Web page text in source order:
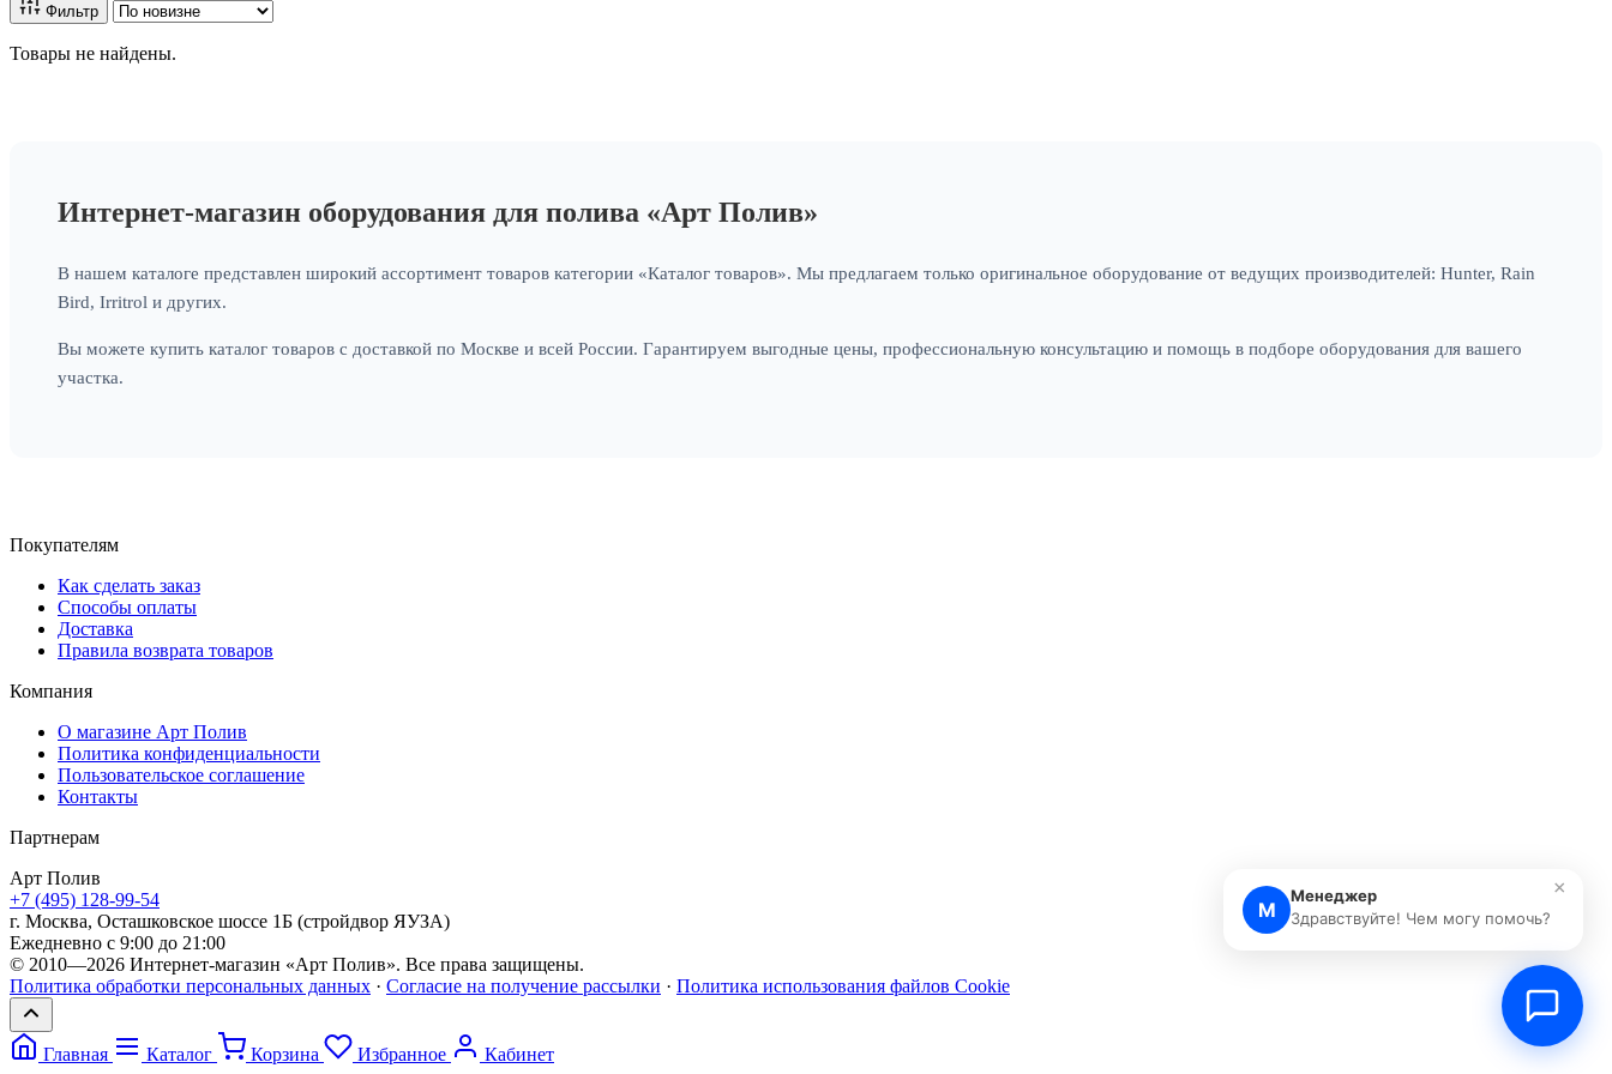
Фильтр
Товары не найдены.
Интернет-магазин оборудования для полива «Арт Полив»
В нашем каталоге представлен широкий ассортимент товаров категории «Каталог товаров». Мы предлагаем только оригинальное оборудование от ведущих производителей: Hunter, Rain
Bird, Irritrol и других.
Вы можете купить каталог товаров с доставкой по Москве и всей России. Гарантируем выгодные цены, профессиональную консультацию и помощь в подборе оборудования для вашего
участка.
Покупателям
Как сделать заказ
Способы оплаты
Доставка
Правила возврата товаров
Компания
О магазине Арт Полив
Политика конфиденциальности
Пользовательское соглашение
Контакты
Партнерам
Арт Полив
+7 (495) 128-99-54
г. Москва, Осташковское шоссе 1Б (стройдвор ЯУЗА)
Ежедневно с 9:00 до 21:00
© 2010—2026 Интернет-магазин «Арт Полив». Все права защищены.
Политика обработки персональных данных · Согласие на получение рассылки · Политика использования файлов Cookie
М
Менеджер
Здравствуйте! Чем могу помочь?
×
Главная Каталог Корзина Избранное Кабинет